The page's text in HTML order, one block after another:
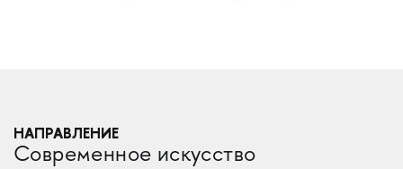
НАПРАВЛЕНИЕ
Современное искусство